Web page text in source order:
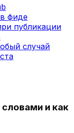
фиде
публикации
случай
и как